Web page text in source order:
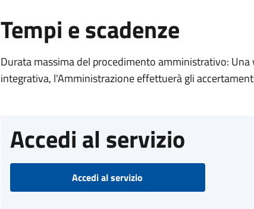
Tempi e scadenze
Durata massima del procedimento amministrativo:
integrativa, l'Amministrazione effettuerà gli
Accedi al servizio
Accedi al servizio